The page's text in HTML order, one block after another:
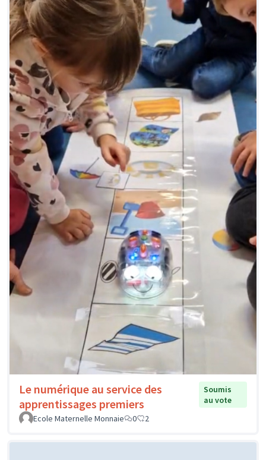
Le numérique au service des
apprentissages premiers
Soumis
au vote
Ecole Maternelle Monnaie
0 2